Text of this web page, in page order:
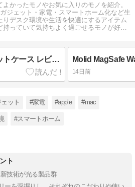
よかったモノやお気に入りのモノを紹介。
ジェット・家電・スマートホーム化など生
りデスク環境や生活を快適にするアイテム
持っていて気持ちよく過ごせるモノが好
ESR Pulse Lite マグネットケース レビュー。ロック機能搭載。細かな魅力詰まって2000円台 AirPods Pro 3 ケース。
14日前
ット #家電 #apple #mac
#スマートホーム
ト
技術が光る製品群